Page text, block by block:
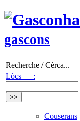
gascons
Recherche / Cèrca...
Lòcs :
Couserans